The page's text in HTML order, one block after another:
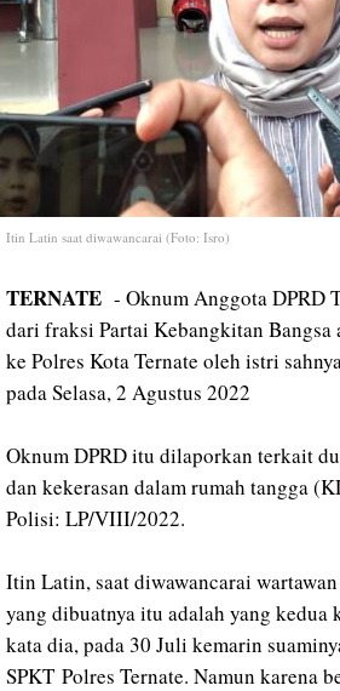
Itin Latin saat diwawancarai (Foto: Isro)
TERNATE - Oknum Anggota DPRD
dari fraksi Partai Kebangkitan Bangsa
ke Polres Kota Ternate oleh istri
padaSelasa, 2 Agustus 2022
Oknum DPRD itu dilaporkan terkait
dan kekerasan dalam rumah tangga
Polisi: LP/VIII/2022.
Itin Latin, saat diwawancarai
yang dibuatnya itu adalah yang kedua
kata dia, pada30 Juli kemarin
SPKT Polres Ternate. Namun karena